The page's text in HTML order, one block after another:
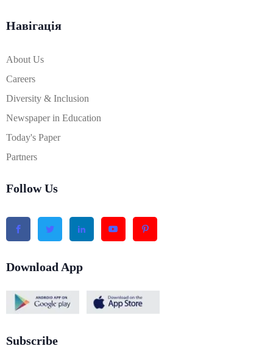
Навігація
About Us
Careers
Diversity & Inclusion
Newspaper in Education
Today's Paper
Partners
Follow Us
Download App
Subscribe